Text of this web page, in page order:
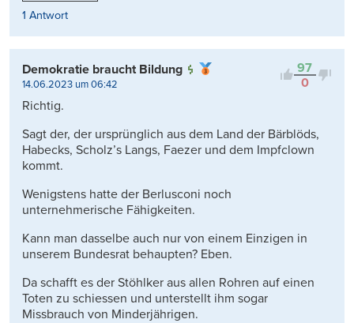
1 Antwort
97
0
Demokratie braucht Bildung
14.06.2023 um 06:42
Richtig.
Sagt der, der ursprünglich aus dem Land der Bärblöds,
Habecks, Scholz’s Langs, Faezer und dem Impfclown
kommt.
Wenigstens hatte der Berlusconi noch
unternehmerische Fähigkeiten.
Kann man dasselbe auch nur von einem Einzigen in
unserem Bundesrat behaupten? Eben.
Da schafft es der Stöhlker aus allen Rohren auf einen
Toten zu schiessen und unterstellt ihm sogar
Missbrauch von Minderjährigen.